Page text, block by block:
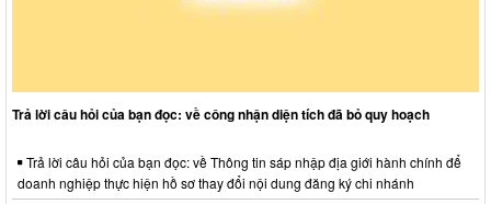
Trả lời câu hỏi của bạn đọc: về công nhận diện tích đã bỏ quy hoạch
Trả lời câu hỏi của bạn đọc: về Thông tin sáp nhập địa giới hành chính để
doanh nghiệp thực hiện hồ sơ thay đổi nội dung đăng ký chi nhánh